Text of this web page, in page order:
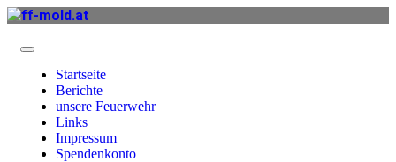
Startseite
Berichte
unsere Feuerwehr
Links
Impressum
Spendenkonto